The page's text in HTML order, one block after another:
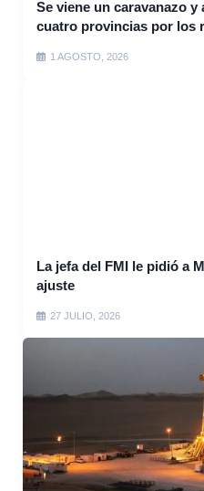
Se viene un caravanazo
cuatro provincias por los
1 AGOSTO, 2026
La jefa del FMI le pidió a
ajuste
27 JULIO, 2026